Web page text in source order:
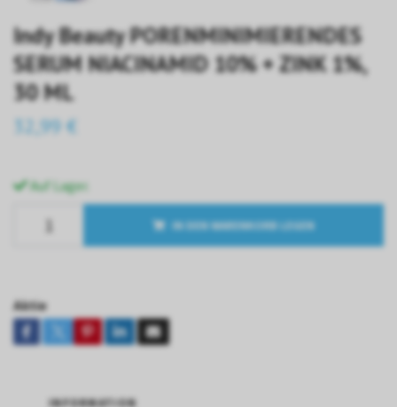
Indy Beauty PORENMINIMIERENDES
SERUM NIACINAMID 10% + ZINK 1%,
30 ML
32,99 €
Auf Lager.
IN DEN WARENKORB LEGEN
Aktie
INFORMATION